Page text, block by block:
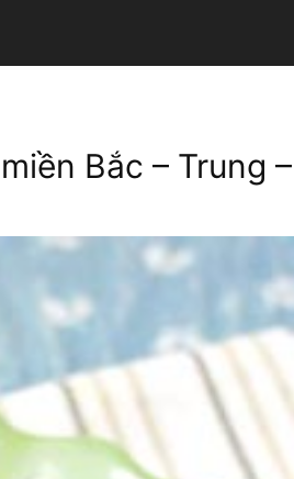
Bắc – Trung